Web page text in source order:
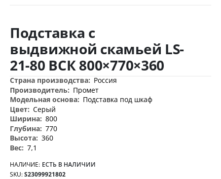
к
началу
галереи
изображений
Подставка с
выдвижной скамьей LS-
21-80 ВСК 800×770×360
Дополнительная
информация
Россия
Промет
Подставка под шкаф
Серый
800
770
360
7,1
НАЛИЧИЕ: ЕСТЬ В НАЛИЧИИ
SKU S23099921802